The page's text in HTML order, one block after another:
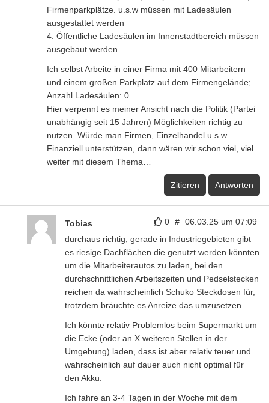
Firmenparkplätze. u.s.w müssen mit Ladesäulen
ausgestattet werden
4. Öffentliche Ladesäulen im Innenstadtbereich müssen
ausgebaut werden
Ich selbst Arbeite in einer Firma mit 400 Mitarbeitern
und einem großen Parkplatz auf dem Firmengelände;
Anzahl Ladesäulen: 0
Hier verpennt es meiner Ansicht nach die Politik (Partei
unabhängig seit 15 Jahren) Möglichkeiten richtig zu
nutzen. Würde man Firmen, Einzelhandel u.s.w.
Finanziell unterstützen, dann wären wir schon viel, viel
weiter mit diesem Thema…
Zitieren Antworten
0 # 06.03.25 um 07:09
Tobias
durchaus richtig, gerade in Industriegebieten gibt
es riesige Dachflächen die genutzt werden könnten
um die Mitarbeiterautos zu laden, bei den
durchschnittlichen Arbeitszeiten und Pedselstecken
reichen da wahrscheinlich Schuko Steckdosen für,
trotzdem bräuchte es Anreize das umzusetzen.
Ich könnte relativ Problemlos beim Supermarkt um
die Ecke (oder an X weiteren Stellen in der
Umgebung) laden, dass ist aber relativ teuer und
wahrscheinlich auf dauer auch nicht optimal für
den Akku.
Ich fahre an 3-4 Tagen in der Woche mit dem